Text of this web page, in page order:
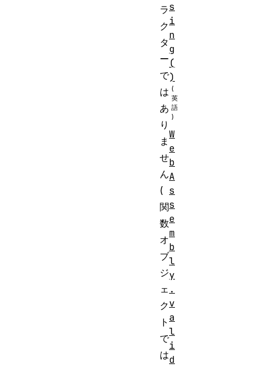
ラ
ク
タ
ー
で
は
あ
り
ま
せ
ん
(
関
数
オ
ブ
ジ
ェ
ク
ト
で
は
s
i
n
g
(
)
W
e
b
A
s
s
e
m
b
l
y
.
v
a
l
i
d